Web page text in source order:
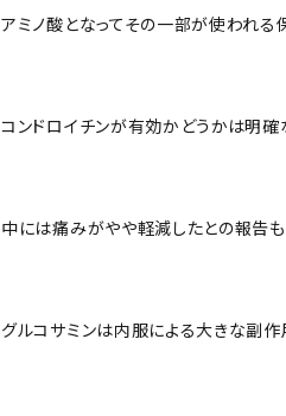
アミノ酸となってその一部が使われ
コンドロイチンが有効かどうかは明
中には痛みがやや軽減したとの報告
グルコサミンは内服による大きな副作